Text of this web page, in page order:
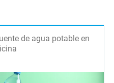
de agua potable en